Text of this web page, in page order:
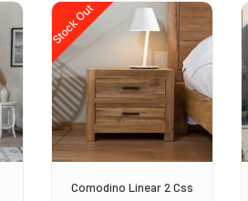
Stock Out
Comodino Linear 2 Css